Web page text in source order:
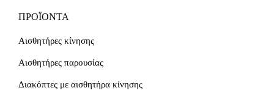
ΠΡΟΪΌΝΤΑ
Αισθητήρες κίνησης
Αισθητήρες παρουσίας
Διακόπτες με αισθητήρα κίνησης